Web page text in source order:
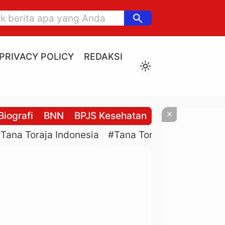
search
PRIVACY POLICY
REDAKSI
light_mode
BNN BPJS Kesehatan BPJS
Toraja Indonesia #Tana Toraja Culture
×